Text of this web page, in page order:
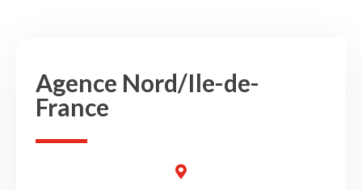
Agence Nord/Ile-de-
France